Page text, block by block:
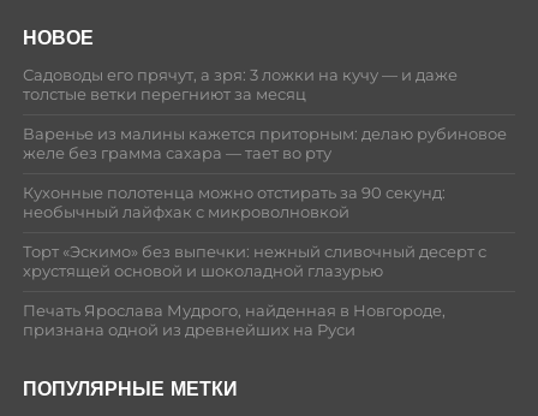
НОВОЕ
Садоводы его прячут, а зря: 3 ложки на кучу — и даже
толстые ветки перегниют за месяц
Варенье из малины кажется приторным: делаю рубиновое
желе без грамма сахара — тает во рту
Кухонные полотенца можно отстирать за 90 секунд:
необычный лайфхак с микроволновкой
Торт «Эскимо» без выпечки: нежный сливочный десерт с
хрустящей основой и шоколадной глазурью
Печать Ярослава Мудрого, найденная в Новгороде,
признана одной из древнейших на Руси
ПОПУЛЯРНЫЕ МЕТКИ